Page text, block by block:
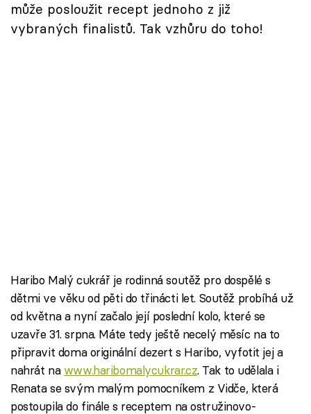
Sledujte nás
může posloužit recept jednoho z již
vybraných finalistů. Tak vzhůru do toho!
Haribo Malý cukrář je rodinná soutěž pro dospělé s
dětmi ve věku od pěti do třinácti let. Soutěž probíhá už
od května a nyní začalo její poslední kolo, které se
uzavře 31. srpna. Máte tedy ještě necelý měsíc na to
připravit doma originální dezert s Haribo, vyfotit jej a
nahrát na www.haribomalycukrar.cz. Tak to udělala i
Renata se svým malým pomocníkem z Vidče, která
postoupila do finále s receptem na ostružinovo-